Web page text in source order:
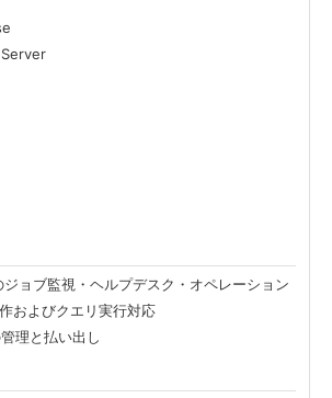
ョブ監視・ヘルプデスク・オペレーション
およびクエリ実行対応
理と払い出し